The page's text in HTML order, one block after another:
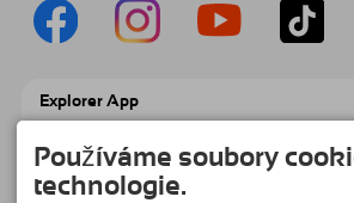
Explorer App
Explorer To Go s přehledem rezervací,
seznamem míst, která chcete navštívit,
přehledem restaurací a mnoha dalšími
Používáme soubory
technologie.